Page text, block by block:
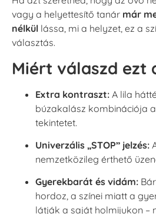
vagy a helyettesítő tanár már
nélkül lássa, mi a helyzet, ez a
választás.
Miért válaszd ezt
Extra kontraszt: A lila
búzakalász kombinációja
tekintetet.
Univerzális „STOP” jelzés:
nemzetközileg érthető
Gyerekbarát és vidám:
hordoz, a színei miatt a
látják a saját holmijukon –